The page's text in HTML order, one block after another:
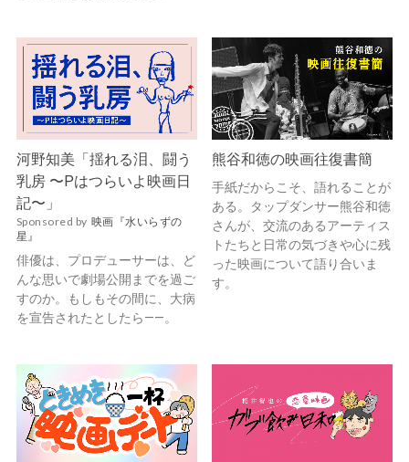
河野知美「揺れる泪、闘う
乳房 〜Pはつらいよ映画日
記〜」
Sponsored by 映画『水いらずの
星』
俳優は、プロデューサーは、ど
んな思いで劇場公開までを過ご
すのか。もしもその間に、大病
を宣告されたとしたら——。
熊谷和徳の映画往復書簡
手紙だからこそ、語れることが
ある。タップダンサー熊谷和徳
さんが、交流のあるアーティス
トたちと日常の気づきや心に残
った映画について語り合いま
す。